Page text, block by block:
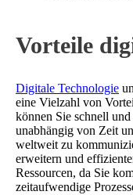
Vorteile
Digitale Technologie
eine Vielzahl von
können Sie schnell
unabhängig von Zeit
weltweit zu
erweitern und
Ressourcen, da Sie
zeitaufwendige